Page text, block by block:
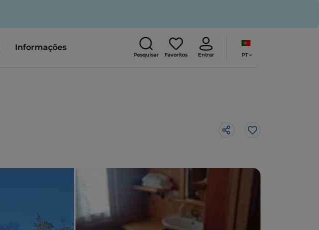
Informações
Pesquisar Favoritos Entrar PT
Gosto